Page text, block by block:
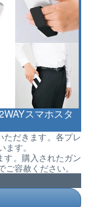
スマホスタ
だきます。各プレ
す。
す。購入されたガン
容赦ください。